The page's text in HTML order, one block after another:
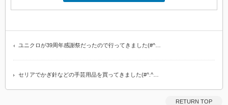
ユニクロが39周年感謝祭だったので行ってきました(#^…
セリアでかぎ針などの手芸用品を買ってきました(#^.^…
RETURN TOP